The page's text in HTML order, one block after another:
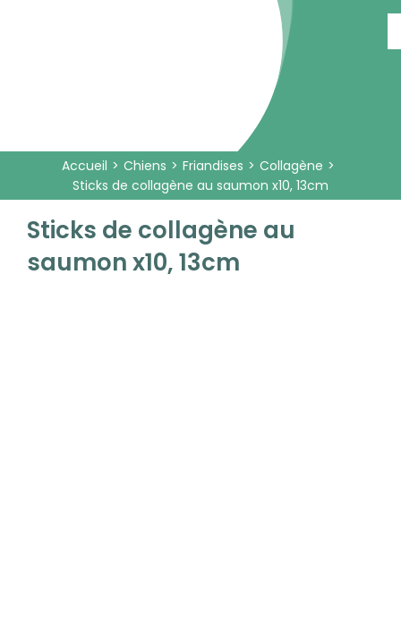
Accueil Chiens Friandises
Collagène
Sticks de collagène au saumon x10, 13cm
Sticks de collagène au
saumon x10, 13cm